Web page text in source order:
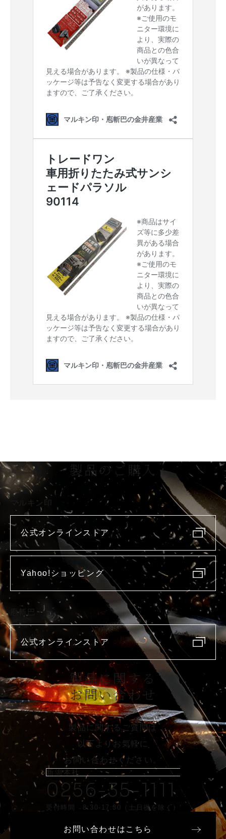
製品のご購入
マルキン印
公式オンラインストア
Yahoo!ショッピング
庖斬巴
公式オンラインストア
製品に関する
お問い合わせ
製品に関するご質問は
以下よりお気軽に
お問い合わせください。
新潟本社
0256-35-1111
受付時間 8:30-17:30（土日祝を除く）
お問い合わせはこちら